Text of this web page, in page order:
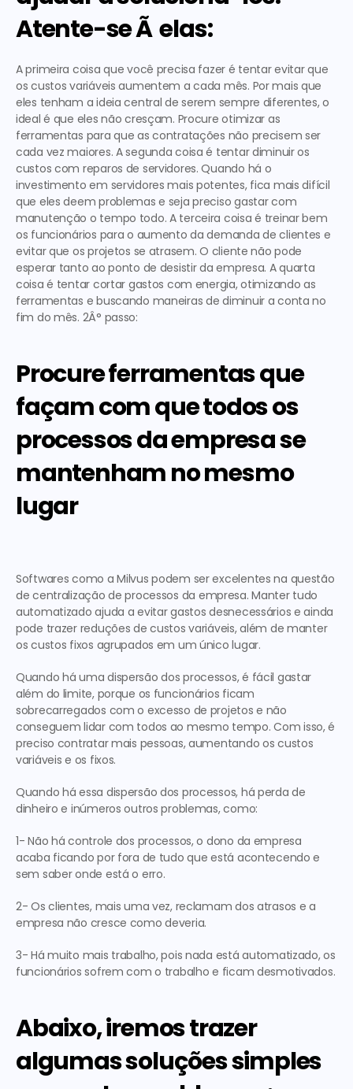
Atente-se Ã  elas:
A primeira coisa que você precisa fazer é tentar evitar que
os custos variáveis aumentem a cada mês. Por mais que
eles tenham a ideia central de serem sempre diferentes, o
ideal é que eles não cresçam. Procure otimizar as
ferramentas para que as contratações não precisem ser
cada vez maiores. A segunda coisa é tentar diminuir os
custos com reparos de servidores. Quando há o
investimento em servidores mais potentes, fica mais difícil
que eles deem problemas e seja preciso gastar com
manutenção o tempo todo. A terceira coisa é treinar bem
os funcionários para o aumento da demanda de clientes e
evitar que os projetos se atrasem. O cliente não pode
esperar tanto ao ponto de desistir da empresa. A quarta
coisa é tentar cortar gastos com energia, otimizando as
ferramentas e buscando maneiras de diminuir a conta no
fim do mês. 2Â° passo:
Procure ferramentas que
façam com que todos os
processos da empresa se
mantenham no mesmo
lugar
Softwares como a Milvus podem ser excelentes na questão
de centralização de processos da empresa. Manter tudo
automatizado ajuda a evitar gastos desnecessários e ainda
pode trazer reduções de custos variáveis, além de manter
os custos fixos agrupados em um único lugar.
Quando há uma dispersão dos processos, é fácil gastar
além do limite, porque os funcionários ficam
sobrecarregados com o excesso de projetos e não
conseguem lidar com todos ao mesmo tempo. Com isso, é
preciso contratar mais pessoas, aumentando os custos
variáveis e os fixos.
Quando há essa dispersão dos processos, há perda de
dinheiro e inúmeros outros problemas, como:
1- Não há controle dos processos, o dono da empresa
acaba ficando por fora de tudo que está acontecendo e
sem saber onde está o erro.
2- Os clientes, mais uma vez, reclamam dos atrasos e a
empresa não cresce como deveria.
3- Há muito mais trabalho, pois nada está automatizado, os
funcionários sofrem com o trabalho e ficam desmotivados.
Abaixo, iremos trazer
algumas soluções simples